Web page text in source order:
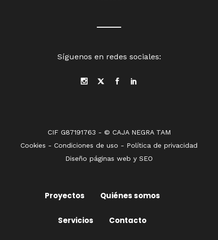
Proyectos Quiénes somos
Síguenos en redes sociales:
CIF G87191763 - © CAJA NEGRA TAM
Cookies - Condiciones de uso - Política de privacidad
Diseño páginas web y SEO
Servicios Contacto